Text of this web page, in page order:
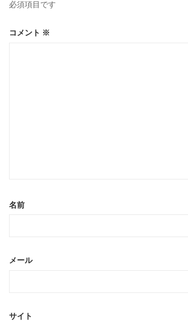
必須項目です
コメント ※
名前
メール
サイト